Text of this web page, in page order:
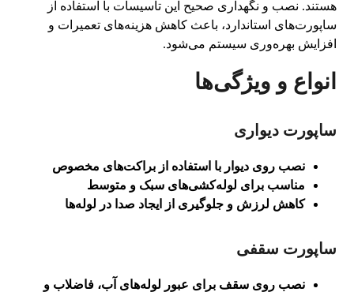
هستند. نصب و نگهداری صحیح این تأسیسات با استفاده از
ساپورت‌های استاندارد، باعث کاهش هزینه‌های تعمیرات و
افزایش بهره‌وری سیستم می‌شود.
انواع و ویژگی‌ها
ساپورت دیواری
نصب روی دیوار با استفاده از براکت‌های مخصوص
مناسب برای لوله‌کشی‌های سبک و متوسط
کاهش لرزش و جلوگیری از ایجاد صدا در لوله‌ها
ساپورت سقفی
نصب روی سقف برای عبور لوله‌های آب، فاضلاب و